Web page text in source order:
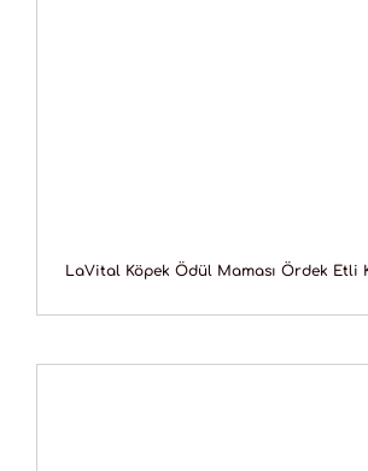
LaVital Köpek Ödül Maması Ördek Etli